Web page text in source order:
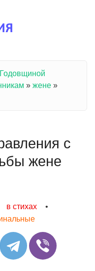
» жене »
с
жене
в стихах
•